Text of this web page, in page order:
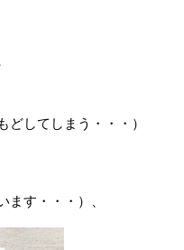
どしてしまう・・・）
ます・・・）、